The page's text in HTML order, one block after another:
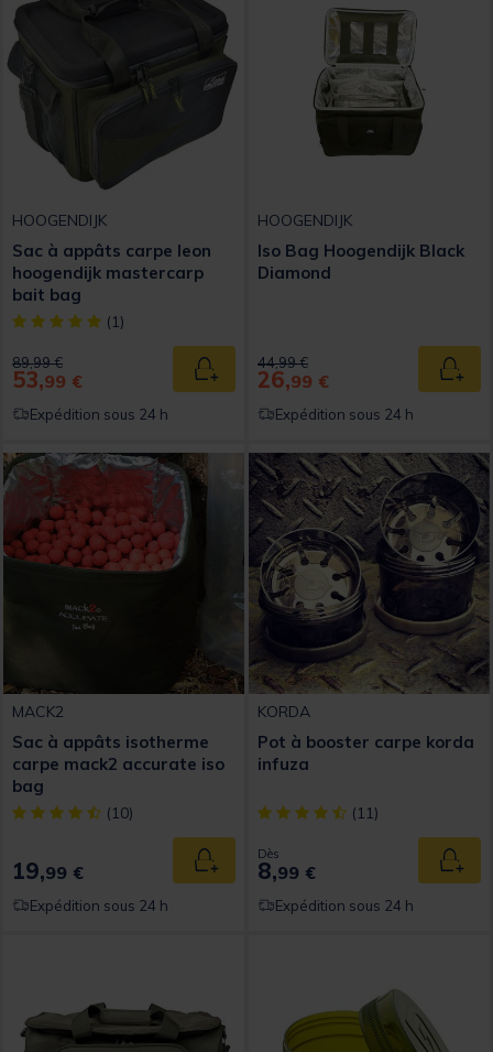
HOOGENDIJK
Sac à appâts carpe leon
hoogendijk mastercarp
bait bag
[object Object] out of 5 Customer Rating
(1)
Price reduced from
89,99 €to
53,99 € Ajouter au panier
Expédition sous 24 h
HOOGENDIJK
Iso Bag Hoogendijk Black
Diamond
Price reduced from
44,99 €to
26,99 €
Expédition sous 24 h
MACK2
Sac à appâts isotherme
carpe mack2 accurate iso
bag
[object Object] out of 5 Customer Rating
(10)
19,99 € Ajouter au panier
Expédition sous 24 h
KORDA
Pot à booster carpe korda
infuza
[object Object] out of 5
(11)
Dès
8,99 €
Expédition sous 24 h